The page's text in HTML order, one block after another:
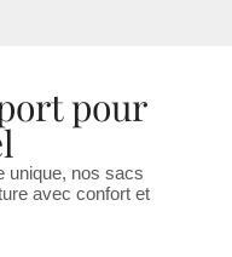
unique, nos sacs
avec confort et
pour